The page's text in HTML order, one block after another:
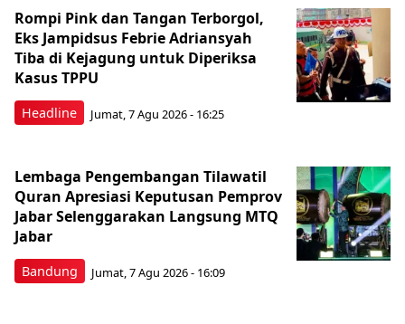
Headline
Rompi Pink dan Tangan Terborgol,
Eks Jampidsus Febrie Adriansyah
Tiba di Kejagung untuk Diperiksa
Kasus TPPU
Jumat, 7 Agu 2026 - 16:25
Bandung
Lembaga Pengembangan Tilawatil
Quran Apresiasi Keputusan Pemprov
Jabar Selenggarakan Langsung MTQ
Jabar
Jumat, 7 Agu 2026 - 16:09